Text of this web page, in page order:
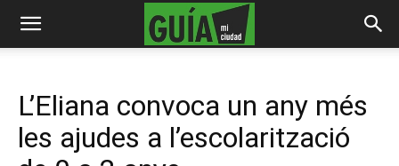
L’Eliana convoca un any més
les ajudes a l’escolarització